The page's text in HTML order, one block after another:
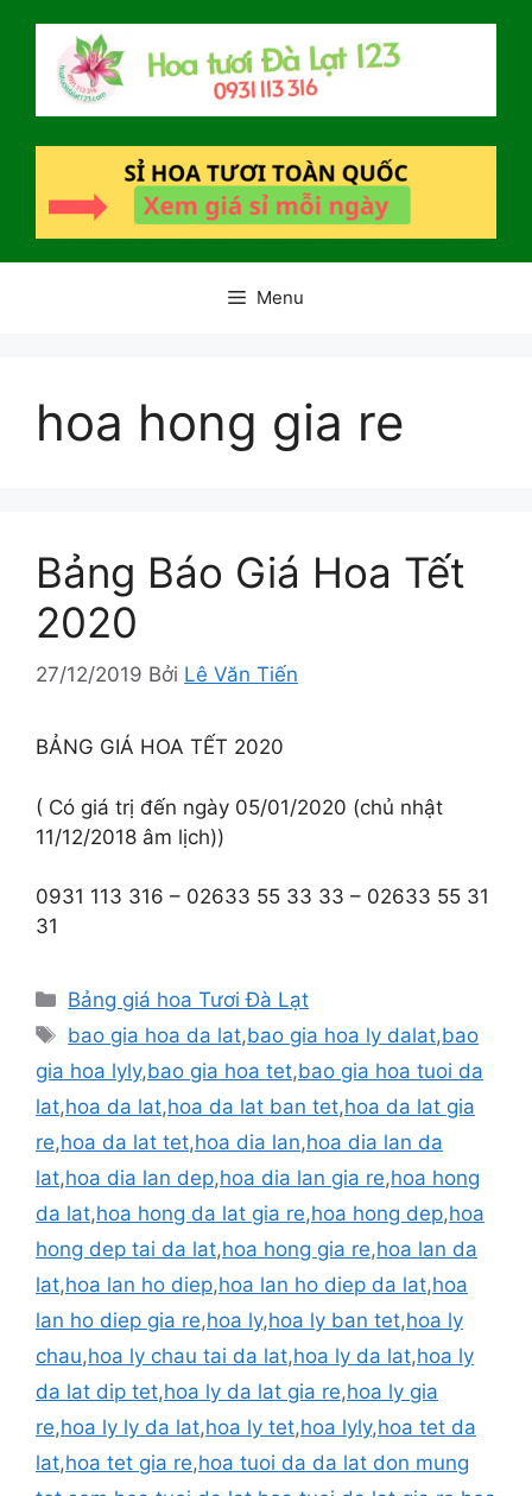
Menu
hoa hong gia re
Bảng Báo Giá Hoa Tết
2020
27/12/2019 Bởi Lê Văn Tiến
BẢNG GIÁ HOA TẾT 2020
( Có giá trị đến ngày 05/01/2020 (chủ nhật
11/12/2018 âm lịch))
0931 113 316 – 02633 55 33 33 – 02633 55 31
31
Danh
mục
Bảng giá hoa Tươi Đà Lạt
Thẻ
bao gia hoa da lat,bao gia hoa ly dalat,bao
gia hoa lyly,bao gia hoa tet,bao gia hoa tuoi da
lat,hoa da lat,hoa da lat ban tet,hoa da lat gia
re,hoa da lat tet,hoa dia lan,hoa dia lan da
lat,hoa dia lan dep,hoa dia lan gia re,hoa hong
da lat,hoa hong da lat gia re,hoa hong dep,hoa
hong dep tai da lat,hoa hong gia re,hoa lan da
lat,hoa lan ho diep,hoa lan ho diep da lat,hoa
lan ho diep gia re,hoa ly,hoa ly ban tet,hoa ly
chau,hoa ly chau tai da lat,hoa ly da lat,hoa ly
da lat dip tet,hoa ly da lat gia re,hoa ly gia
re,hoa ly ly da lat,hoa ly tet,hoa lyly,hoa tet da
lat,hoa tet gia re,hoa tuoi da da lat don mung